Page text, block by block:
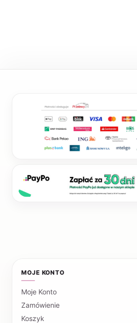
MOJE KONTO
Moje Konto
Zamówienie
Koszyk